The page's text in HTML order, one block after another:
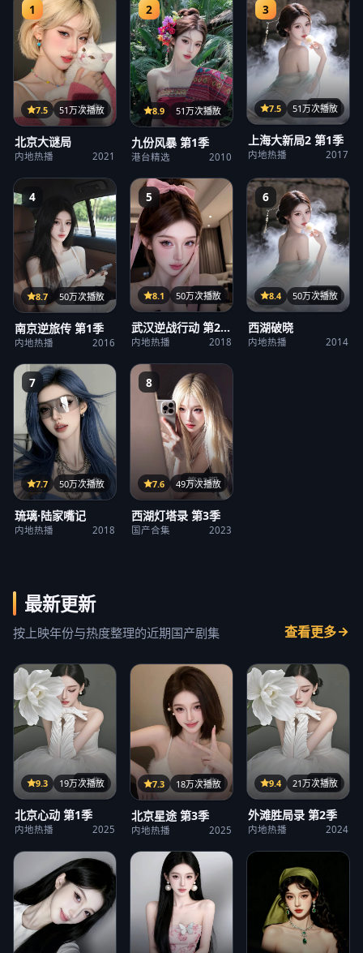
1
22集
7.5 51万次播放
北京大谜局
内地热播 2021
2
15集
8.9 51万次播放
九份风暴 第1季
港台精选 2010
3
14集
7.5 51万次播放
上海大新局2 第1季
内地热播 2017
4
21集
8.7 50万次播放
南京逆旅传 第1季
内地热播 2016
5
31集
8.1 50万次播放
武汉逆战行动 第2
季
内地热播 2018
6
36集
8.4 50万次播放
西湖破晓
内地热播 2014
7
12集
7.7 50万次播放
琉璃·陆家嘴记
内地热播 2018
8
第23期
7.6 49万次播放
西湖灯塔录 第3季
国产合集 2023
最新更新
按上映年份与热度整理的近期国产剧集 查看更多
32集
9.3 19万次播放
北京心动 第1季
内地热播 2025
25集
7.3 18万次播放
北京星途 第3季
内地热播 2025
21集
9.4 21万次播放
外滩胜局录 第2季
内地热播 2024